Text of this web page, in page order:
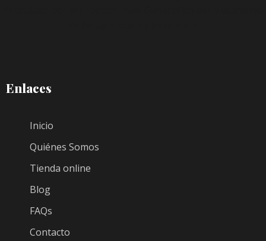
Enlaces
Inicio
Quiénes Somos
Tienda online
Blog
FAQs
Contacto